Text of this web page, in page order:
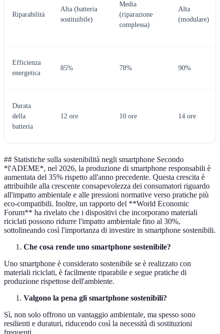
Riparabilità
Alta (batteria
sostituibile)
Media
(riparazione
complessa)
Alta
(modulare)
Efficienza
energetica
85% 78% 90%
Durata
della
batteria
12 ore 10 ore 14 ore
## Statistiche sulla sostenibilità negli smartphone Secondo
*l'ADEME*, nel 2026, la produzione di smartphone responsabili è
aumentata del 35% rispetto all'anno precedente. Questa crescita è
attribuibile alla crescente consapevolezza dei consumatori riguardo
all'impatto ambientale e alle pressioni normative verso pratiche più
eco-compatibili. Inoltre, un rapporto del **World Economic
Forum** ha rivelato che i dispositivi che incorporano materiali
riciclati possono ridurre l'impatto ambientale fino al 30%,
sottolineando così l'importanza di investire in smartphone sostenibili.
Che cosa rende uno smartphone sostenibile?
Uno smartphone è considerato sostenibile se è realizzato con
materiali riciclati, è facilmente riparabile e segue pratiche di
produzione rispettose dell'ambiente.
Valgono la pena gli smartphone sostenibili?
Sì, non solo offrono un vantaggio ambientale, ma spesso sono
resilienti e duraturi, riducendo così la necessità di sostituzioni